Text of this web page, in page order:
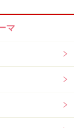
でも安心して
化粧水でみずみ
マ